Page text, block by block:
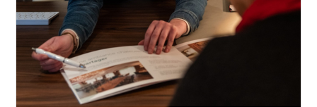
38490-Saint-André-le-Gaz
04 74 88 11 61
Site internet
Rapport HAS
Voir les prix et prestations